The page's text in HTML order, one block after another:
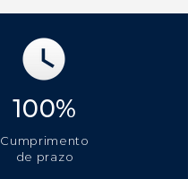
100%
Cumprimento
de prazo